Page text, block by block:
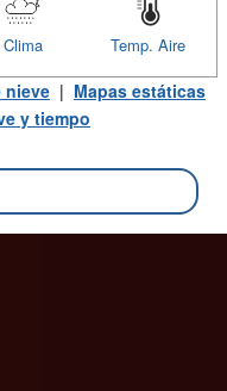
Temp. Aire
Clima
nieve | Mapas estáticas
y tiempo